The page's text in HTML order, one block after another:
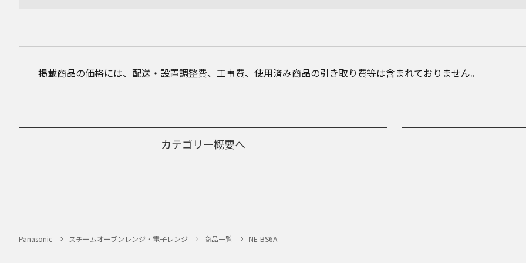
掲載商品の価格には、配送・設置調整費、工事費、使用済み商品の引き取り費等は含まれておりません。
カテゴリー概要へ
Panasonic スチームオーブンレンジ・電子レンジ 商品一覧 NE-BS6A